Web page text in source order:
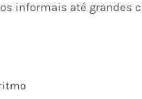
informais até grandes